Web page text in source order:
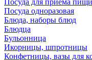
Посуда для приема пищи
Посуда одноразовая
Блюда, наборы блюд
Блюдца
Бульонница
Икорницы, шпротницы
Конфетницы, вазы для